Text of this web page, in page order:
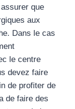
que
aux
Dans le cas
le centre
devez faire
de profiter de
de faire des